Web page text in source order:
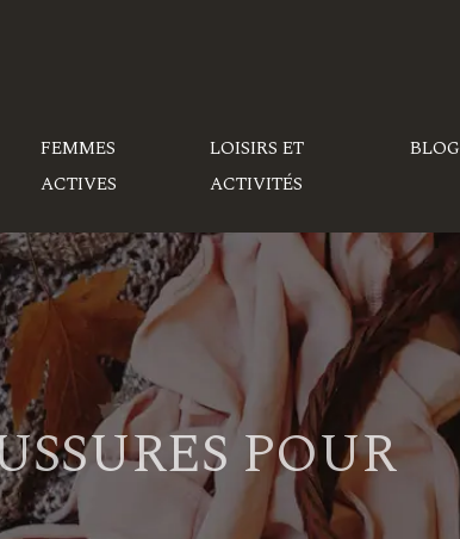
FEMMES
ACTIVES
LOISIRS ET
ACTIVITÉS
BLOG
POUR